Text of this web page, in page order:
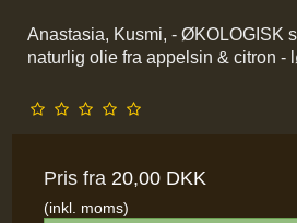
Anastasia, Kusmi, - ØKOLOGISK
naturlig olie fra appelsin & citron -
Pris fra 20,00 DKK
(inkl. moms)